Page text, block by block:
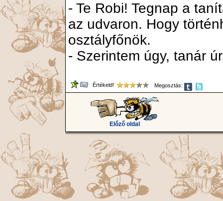
- Te Robi! Tegnap a
az udvaron. Hogy
osztályfőnök.
- Szerintem úgy, tanár
Értékeld! Megosztás:
Előző oldal